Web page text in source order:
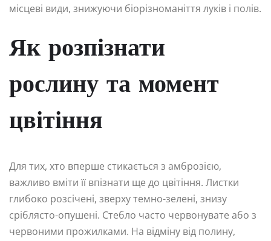
місцеві види, знижуючи біорізноманіття луків і полів.
Як розпізнати
рослину та момент
цвітіння
Для тих, хто вперше стикається з амброзією,
важливо вміти її впізнати ще до цвітіння. Листки
глибоко розсічені, зверху темно-зелені, знизу
сріблясто-опушені. Стебло часто червонувате або з
червоними прожилками. На відміну від полину,